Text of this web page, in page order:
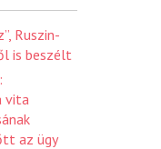
Ruszin-
is beszélt
vita
az ügy